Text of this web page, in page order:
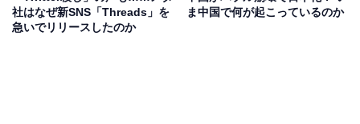
社はなぜ新SNS「Threads」を
急いでリリースしたのか
ま中国で何が起こっているのか